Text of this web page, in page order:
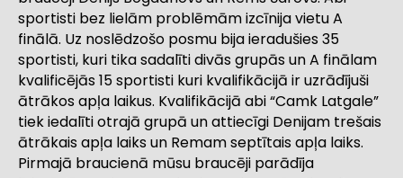
sportisti bez lielām problēmām izcīnija vietu A
finālā. Uz noslēdzošo posmu bija ieradušies 35
sportisti, kuri tika sadalīti divās grupās un A finālam
kvalificējās 15 sportisti kuri kvalifikācijā ir uzrādījuši
ātrākos apļa laikus. Kvalifikācijā abi “Camk Latgale”
tiek iedalīti otrajā grupā un attiecīgi Denijam trešais
ātrākais apļa laiks un Remam septītais apļa laiks.
Pirmajā braucienā mūsu braucēji parādīja